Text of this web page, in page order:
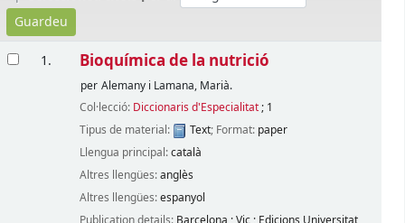
1. Bioquímica de la nutrició
per Alemany i Lamana, Marià.
Col·lecció: Diccionaris d'Especialitat; 1
Tipus de material:
Text; Format: paper
Llengua principal:català
Altres llengües:anglès
Altres llengües:espanyol